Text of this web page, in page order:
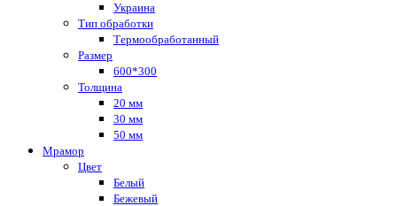
Украина
Тип обработки
Термообработанный
Размер
600*300
Толщина
20 мм
30 мм
50 мм
Мрамор
Цвет
Белый
Бежевый